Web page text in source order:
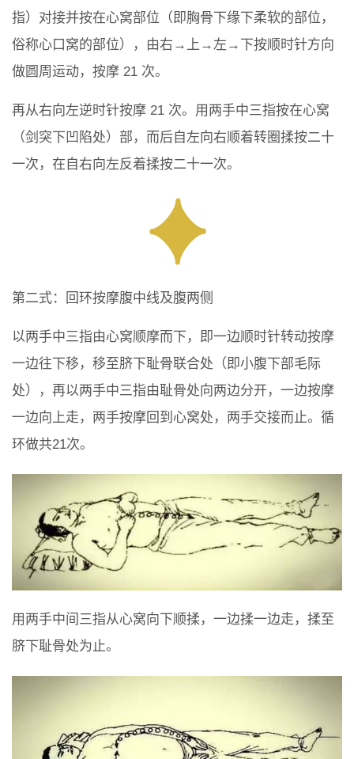
指）对接并按在心窝部位（即胸骨下缘下柔软的部位，
俗称心口窝的部位），由右→上→左→下按顺时针方向
做圆周运动，按摩 21 次。
再从右向左逆时针按摩 21 次。用两手中三指按在心窝
（剑突下凹陷处）部，而后自左向右顺着转圈揉按二十
一次，在自右向左反着揉按二十一次。
第二式：回环按摩腹中线及腹两侧
以两手中三指由心窝顺摩而下，即一边顺时针转动按摩
一边往下移，移至脐下耻骨联合处（即小腹下部毛际
处），再以两手中三指由耻骨处向两边分开，一边按摩
一边向上走，两手按摩回到心窝处，两手交接而止。循
环做共21次。
用两手中间三指从心窝向下顺揉，一边揉一边走，揉至
脐下耻骨处为止。